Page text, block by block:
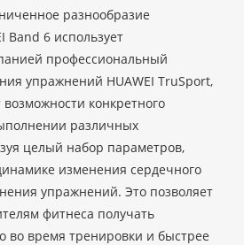
разнообразие
Band 6 использует
профессиональный
упражнений HUAWEI TruSport,
конкретного
различных
целый набор параметров,
изменения сердечного
упражнений. Это позволяет
фитнеса получать
во время тренировки и быстрее